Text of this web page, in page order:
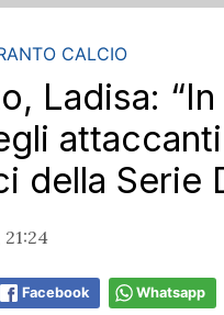
CALCIO
Ladisa:
della Serie
21:24
Facebook Whatsapp